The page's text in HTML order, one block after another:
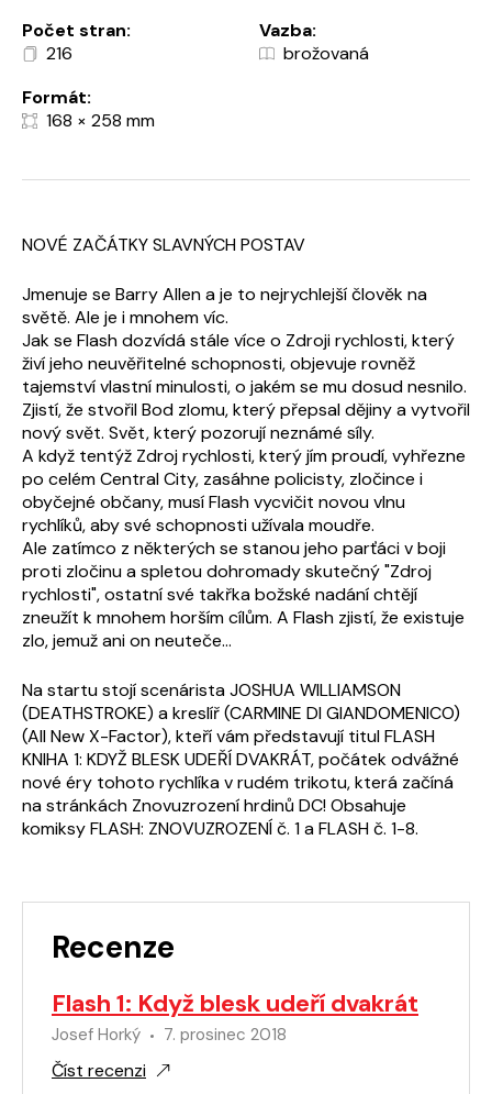
Počet stran:
216
Vazba:
brožovaná
Formát:
168 × 258 mm
NOVÉ ZAČÁTKY SLAVNÝCH POSTAV
Jmenuje se Barry Allen a je to nejrychlejší člověk na
světě. Ale je i mnohem víc.
Jak se Flash dozvídá stále více o Zdroji rychlosti, který
živí jeho neuvěřitelné schopnosti, objevuje rovněž
tajemství vlastní minulosti, o jakém se mu dosud nesnilo.
Zjistí, že stvořil Bod zlomu, který přepsal dějiny a vytvořil
nový svět. Svět, který pozorují neznámé síly.
A když tentýž Zdroj rychlosti, který jím proudí, vyhřezne
po celém Central City, zasáhne policisty, zločince i
obyčejné občany, musí Flash vycvičit novou vlnu
rychlíků, aby své schopnosti užívala moudře.
Ale zatímco z některých se stanou jeho parťáci v boji
proti zločinu a spletou dohromady skutečný "Zdroj
rychlosti", ostatní své takřka božské nadání chtějí
zneužít k mnohem horším cílům. A Flash zjistí, že existuje
zlo, jemuž ani on neuteče...
Na startu stojí scenárista JOSHUA WILLIAMSON
(DEATHSTROKE) a kreslíř (CARMINE DI GIANDOMENICO)
(All New X-Factor), kteří vám představují titul FLASH
KNIHA 1: KDYŽ BLESK UDEŘÍ DVAKRÁT, počátek odvážné
nové éry tohoto rychlíka v rudém trikotu, která začíná
na stránkách Znovuzrození hrdinů DC! Obsahuje
komiksy FLASH: ZNOVUZROZENÍ č. 1 a FLASH č. 1-8.
Recenze
Flash 1: Když blesk udeří dvakrát
Josef Horký 7. prosinec 2018
Číst recenzi